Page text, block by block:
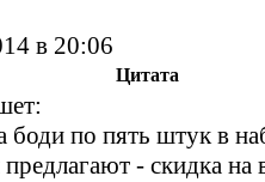
в 20:06
Цитата
боди по пять штук в
- скидка на